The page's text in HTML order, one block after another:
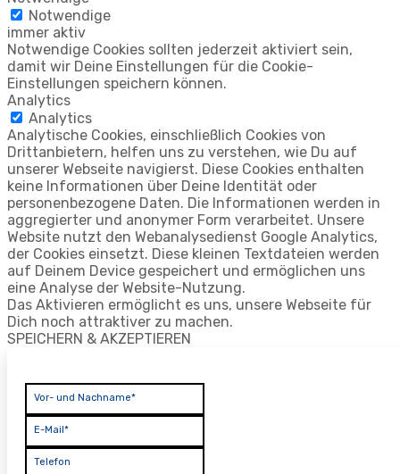
Notwendige
immer aktiv
Notwendige Cookies sollten jederzeit aktiviert sein,
damit wir Deine Einstellungen für die Cookie-
Einstellungen speichern können.
Analytics
Analytics
Analytische Cookies, einschließlich Cookies von
Drittanbietern, helfen uns zu verstehen, wie Du auf
unserer Webseite navigierst. Diese Cookies enthalten
keine Informationen über Deine Identität oder
personenbezogene Daten. Die Informationen werden in
aggregierter und anonymer Form verarbeitet. Unsere
Website nutzt den Webanalysedienst Google Analytics,
der Cookies einsetzt. Diese kleinen Textdateien werden
auf Deinem Device gespeichert und ermöglichen uns
eine Analyse der Website-Nutzung.
Das Aktivieren ermöglicht es uns, unsere Webseite für
Dich noch attraktiver zu machen.
SPEICHERN & AKZEPTIEREN
Vor- und Nachname*
E-Mail*
Telefon